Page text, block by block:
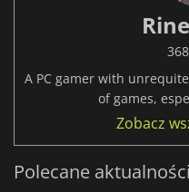
A PC gamer with
of games,
Zobacz
Polecane aktualności